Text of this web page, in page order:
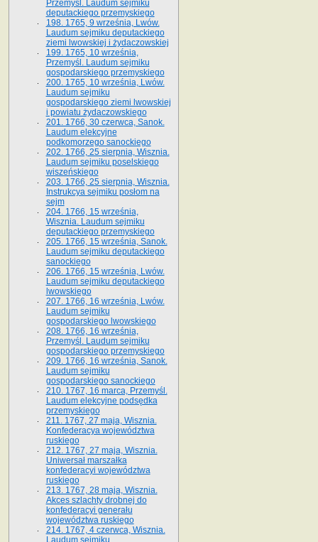
Przemyśl. Laudum sejmiku
deputackiego przemyskiego
198. 1765, 9 września, Lwów.
Laudum sejmiku deputackiego
ziemi lwowskiej i żydaczowskiej
199. 1765, 10 września,
Przemyśl. Laudum sejmiku
gospodarskiego przemyskiego
200. 1765, 10 września, Lwów.
Laudum sejmiku
gospodarskiego ziemi lwowskiej
i powiatu żydaczowskiego
201. 1766, 30 czerwca, Sanok.
Laudum elekcyjne
podkomorzego sanockiego
202. 1766, 25 sierpnia, Wisznia.
Laudum sejmiku poselskiego
wiszeńskiego
203. 1766, 25 sierpnia, Wisznia.
Instrukcya sejmiku posłom na
sejm
204. 1766, 15 września,
Wisznia. Laudum sejmiku
deputackiego przemyskiego
205. 1766, 15 września, Sanok.
Laudum sejmiku deputackiego
sanockiego
206. 1766, 15 września, Lwów.
Laudum sejmiku deputackiego
lwowskiego
207. 1766, 16 września, Lwów.
Laudum sejmiku
gospodarskiego lwowskiego
208. 1766, 16 września,
Przemyśl. Laudum sejmiku
gospodarskiego przemyskiego
209. 1766, 16 września, Sanok.
Laudum sejmiku
gospodarskiego sanockiego
210. 1767, 16 marca, Przemyśl.
Laudum elekcyjne podsędka
przemyskiego
211. 1767, 27 maja, Wisznia.
Konfederacya województwa
ruskiego
212. 1767, 27 maja, Wisznia.
Uniwersał marszałka
konfederacyi województwa
ruskiego
213. 1767, 28 maja, Wisznia.
Akces szlachty drobnej do
konfederacyi generału
województwa ruskiego
214. 1767, 4 czerwca, Wisznia.
Laudum sejmiku